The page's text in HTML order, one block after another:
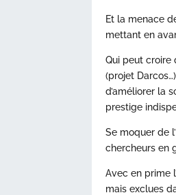
Et la menace
mettant en
Qui peut croire
(projet
d’améliorer la
prestige
Se moquer de
chercheurs en
Avec en prime
mais exclues